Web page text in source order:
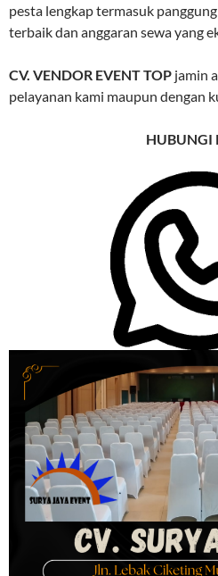
pesta lengkap termasuk
terbaik dan anggaran sewa yang
CV. VENDOR EVENT TOP jamin
pelayanan kami maupun dengan
HUBUNGI